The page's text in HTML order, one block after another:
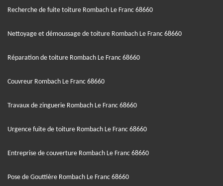
Recherche de fuite toiture Rombach Le Franc 68660
Nettoyage et démoussage de toiture Rombach Le Franc 68660
Réparation de toiture Rombach Le Franc 68660
Couvreur Rombach Le Franc 68660
Travaux de zinguerie Rombach Le Franc 68660
Urgence fuite de toiture Rombach Le Franc 68660
Entreprise de couverture Rombach Le Franc 68660
Pose de Gouttière Rombach Le Franc 68660